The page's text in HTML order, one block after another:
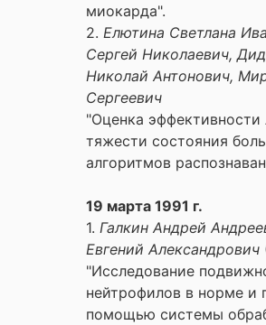
миокарда".
2. Елютина Светлана
Сергей Николаевич,
Николай Антонович,
Сергеевич
"Оценка эффективности
тяжести состояния
алгоритмов
19 марта 1991 г.
1. Галкин Андрей
Евгений Александрович
"Исследование
нейтрофилов в норме и
помощью системы